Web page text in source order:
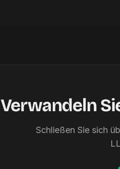
Verwandeln
Schließen Sie sich